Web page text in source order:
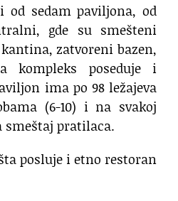
od sedam paviljona, od
gde su smešteni
zatvoreni bazen,
kompleks poseduje i
ima po 98 ležajeva
(6-10) i na svakoj
smeštaj pratilaca.
posluje i etno restoran